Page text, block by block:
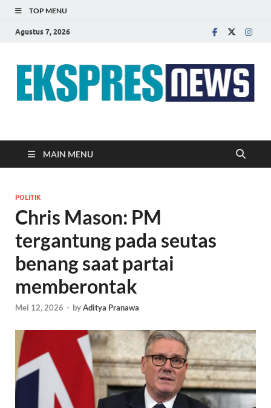
TOP MENU
Agustus 7, 2026
EKSPRES NEWS
MAIN MENU
POLITIK
Chris Mason: PM
tergantung pada seutas
benang saat partai
memberontak
Mei 12, 2026 - byAditya Pranawa